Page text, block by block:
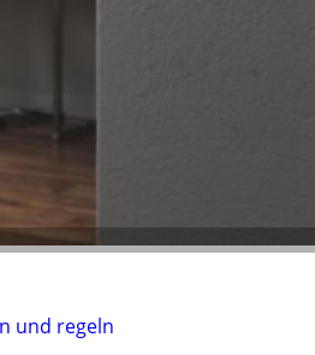
und regeln